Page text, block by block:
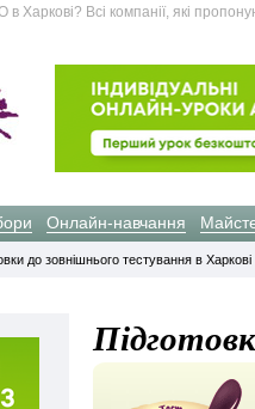
Харкові? Всі компанії, які
Онлайн-навчання
до зовнішнього тестування в Харкові